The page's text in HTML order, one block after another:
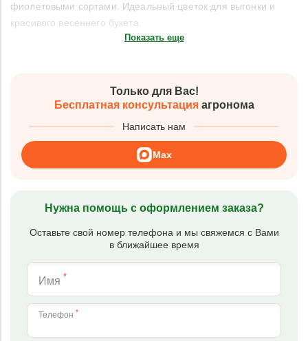
фиолетовыми сортами. Идеальный цветок для выгонки и
красивого весеннего букета.
Показать еще
Только для Вас!
Бесплатная консультацияагронома
Написать нам
Max
Нужна помощь с оформлением заказа?
Оставьте свой номер телефона и мы свяжемся с Вами
в ближайшее время
Имя *
Телефон *